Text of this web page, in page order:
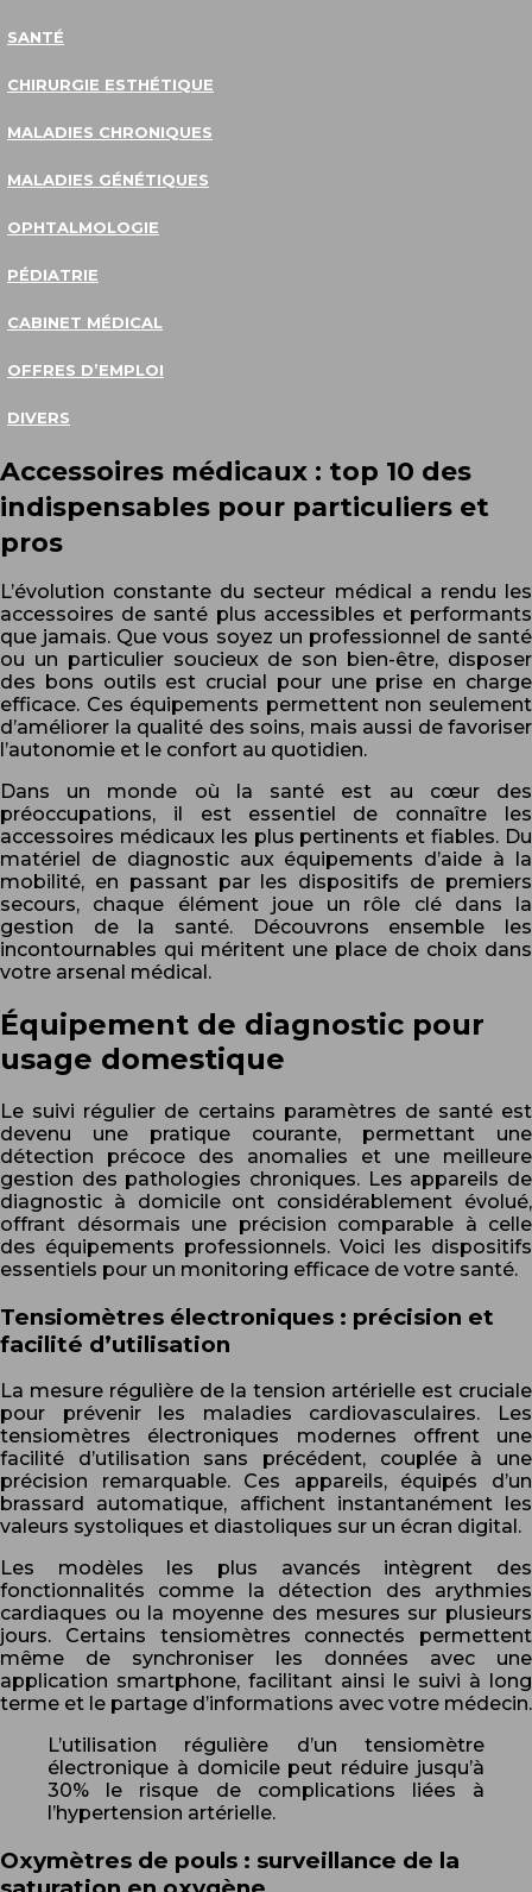
SANTÉ
CHIRURGIE ESTHÉTIQUE
MALADIES CHRONIQUES
MALADIES GÉNÉTIQUES
OPHTALMOLOGIE
PÉDIATRIE
CABINET MÉDICAL
OFFRES D’EMPLOI
DIVERS
Accessoires médicaux : top 10 des
indispensables pour particuliers et
pros
L’évolution constante du secteur médical a rendu les
accessoires de santé plus accessibles et performants
que jamais. Que vous soyez un professionnel de santé
ou un particulier soucieux de son bien-être, disposer
des bons outils est crucial pour une prise en charge
efficace. Ces équipements permettent non seulement
d’améliorer la qualité des soins, mais aussi de favoriser
l’autonomie et le confort au quotidien.
Dans un monde où la santé est au cœur des
préoccupations, il est essentiel de connaître les
accessoires médicaux les plus pertinents et fiables. Du
matériel de diagnostic aux équipements d’aide à la
mobilité, en passant par les dispositifs de premiers
secours, chaque élément joue un rôle clé dans la
gestion de la santé. Découvrons ensemble les
incontournables qui méritent une place de choix dans
votre arsenal médical.
Équipement de diagnostic pour
usage domestique
Le suivi régulier de certains paramètres de santé est
devenu une pratique courante, permettant une
détection précoce des anomalies et une meilleure
gestion des pathologies chroniques. Les appareils de
diagnostic à domicile ont considérablement évolué,
offrant désormais une précision comparable à celle
des équipements professionnels. Voici les dispositifs
essentiels pour un monitoring efficace de votre santé.
Tensiomètres électroniques : précision et
facilité d’utilisation
La mesure régulière de la tension artérielle est cruciale
pour prévenir les maladies cardiovasculaires. Les
tensiomètres électroniques modernes offrent une
facilité d’utilisation sans précédent, couplée à une
précision remarquable. Ces appareils, équipés d’un
brassard automatique, affichent instantanément les
valeurs systoliques et diastoliques sur un écran digital.
Les modèles les plus avancés intègrent des
fonctionnalités comme la détection des arythmies
cardiaques ou la moyenne des mesures sur plusieurs
jours. Certains tensiomètres connectés permettent
même de synchroniser les données avec une
application smartphone, facilitant ainsi le suivi à long
terme et le partage d’informations avec votre médecin.
L’utilisation régulière d’un tensiomètre
électronique à domicile peut réduire jusqu’à
30% le risque de complications liées à
l’hypertension artérielle.
Oxymètres de pouls : surveillance de la